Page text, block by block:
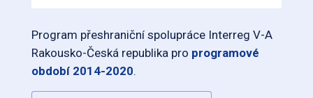
Program přeshraniční spolupráce Interreg V-A
Rakousko-Česká republika pro programové
období 2014-2020.